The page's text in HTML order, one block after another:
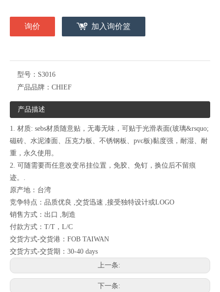
询价 加入询价篮
型号： S3016
产品品牌： CHIEF
产品描述
1. 材质: sebs材质随意贴，无毒无味，可贴于光滑表面(玻璃&rsquo;
磁砖、水泥漆面、压克力板、不锈钢板、pvc板)黏度强，耐湿、耐
重，永久使用。
2. 可随需要而任意改变吊挂位置，免胶、免钉，换位后不留痕
迹。.
原产地：台湾
竞争特点：品质优良 ,交货迅速 ,接受独特设计或LOGO
销售方式：出口 ,制造
付款方式：T/T，L/C
交货方式-交货港：FOB TAIWAN
交货方式-交货期：30-40 days
上一条:
下一条: